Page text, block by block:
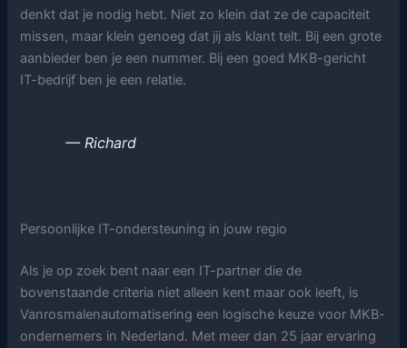
denkt dat je nodig hebt. Niet zo klein dat ze de capaciteit
missen, maar klein genoeg dat jij als klant telt. Bij een grote
aanbieder ben je een nummer. Bij een goed MKB-gericht
IT-bedrijf ben je een relatie.
— Richard
Persoonlijke IT-ondersteuning in jouw regio
Als je op zoek bent naar een IT-partner die de
bovenstaande criteria niet alleen kent maar ook leeft, is
Vanrosmalenautomatisering een logische keuze voor MKB-
ondernemers in Nederland. Met meer dan 25 jaar ervaring